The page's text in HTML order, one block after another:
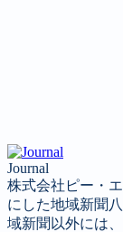
Journal
株式会社ピー・
にした地域新聞
域新聞以外には